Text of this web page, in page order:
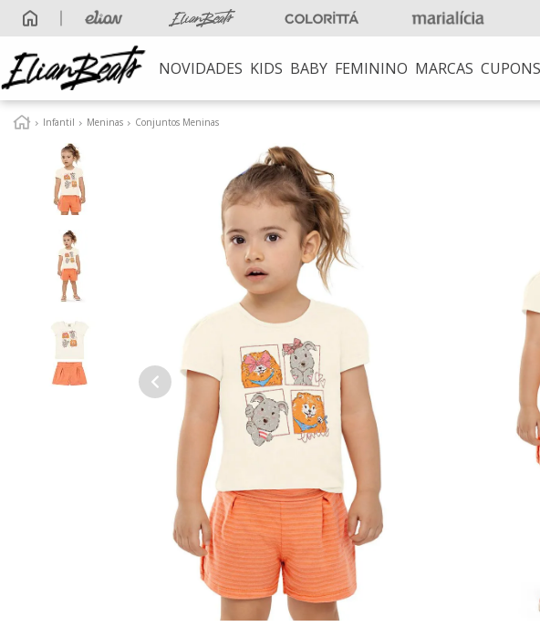
NOVIDADES KIDS BABY FEMININO MARCAS CUPONS
Infantil Meninas Conjuntos Meninas
TERMOS MAIS BUSCADOS
2º
3º
conjunto
4º
conjunto menino
5º
vestido
6
saia
7
blusa
8º
9º
vestidos
10º colorittá